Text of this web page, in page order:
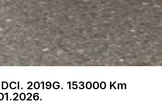
2019G. 153000 Km